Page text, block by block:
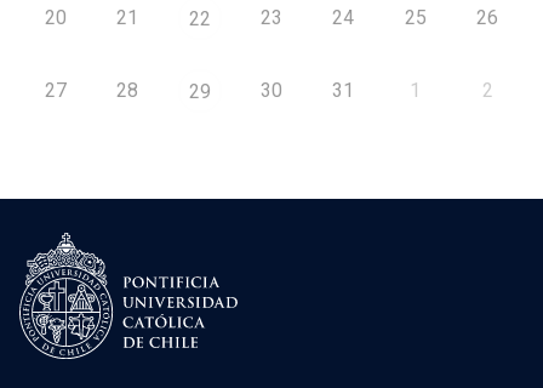
20 21 22 23 24 25 26
27 28 29 30 31 1 2